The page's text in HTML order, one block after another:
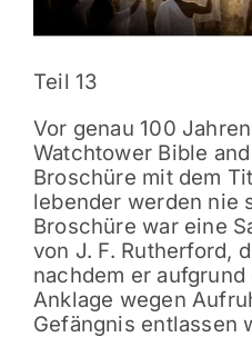
Teil 13
Vor genau 100
Watchtower Bible
Broschüre mit dem
lebender werden nie
Broschüre war eine
von J. F. Rutherford,
nachdem er
Anklage wegen
Gefängnis entlassen